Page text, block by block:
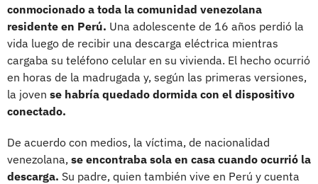
conmocionado a toda la comunidad venezolana
residente en Perú. Una adolescente de 16 años perdió la
vida luego de recibir una descarga eléctrica mientras
cargaba su teléfono celular en su vivienda. El hecho ocurrió
en horas de la madrugada y, según las primeras versiones,
la joven se habría quedado dormida con el dispositivo
conectado.
De acuerdo con medios, la víctima, de nacionalidad
venezolana, se encontraba sola en casa cuando ocurrió la
descarga. Su padre, quien también vive en Perú y cuenta